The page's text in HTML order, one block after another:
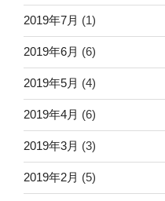
2019年7月 (1)
2019年6月 (6)
2019年5月 (4)
2019年4月 (6)
2019年3月 (3)
2019年2月 (5)